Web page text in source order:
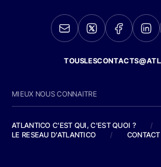
MIEUX NOUS CONNAITRE
ATLANTICO C'EST QUI, C'EST QUOI ?
/
LE RESEAU D'ATLANTICO
/ CONTACT